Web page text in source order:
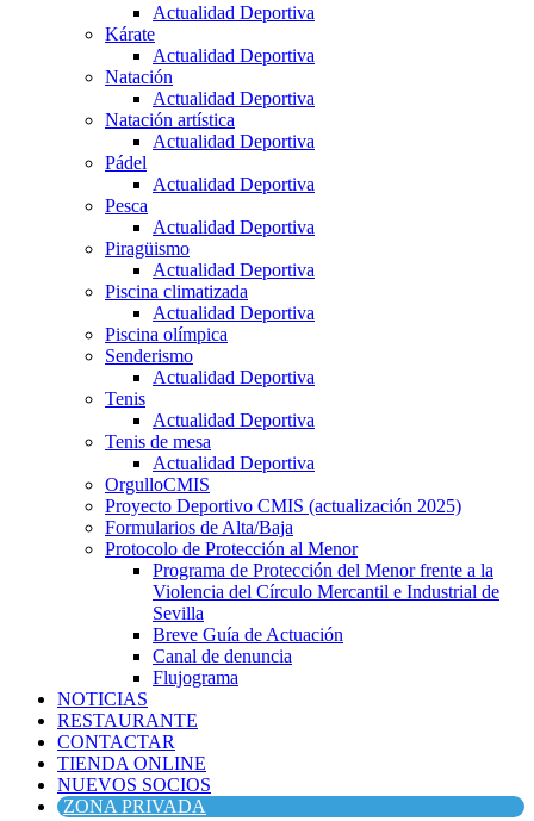
Actualidad Deportiva
Kárate
Actualidad Deportiva
Natación
Actualidad Deportiva
Natación artística
Actualidad Deportiva
Pádel
Actualidad Deportiva
Pesca
Actualidad Deportiva
Piragüismo
Actualidad Deportiva
Piscina climatizada
Actualidad Deportiva
Piscina olímpica
Senderismo
Actualidad Deportiva
Tenis
Actualidad Deportiva
Tenis de mesa
Actualidad Deportiva
OrgulloCMIS
Proyecto Deportivo CMIS (actualización 2025)
Formularios de Alta/Baja
Protocolo de Protección al Menor
Programa de Protección del Menor frente a la
Violencia del Círculo Mercantil e Industrial de
Sevilla
Breve Guía de Actuación
Canal de denuncia
Flujograma
NOTICIAS
RESTAURANTE
CONTACTAR
TIENDA ONLINE
NUEVOS SOCIOS
ZONA PRIVADA